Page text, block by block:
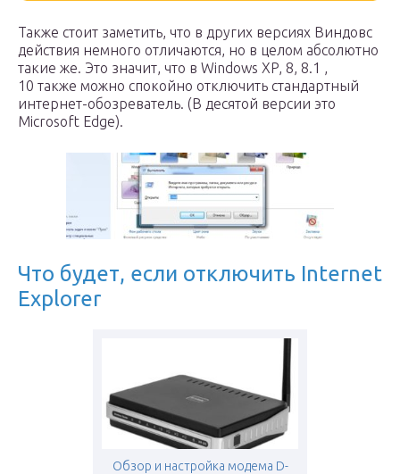
Также стоит заметить, что в других версиях Виндовс
действия немного отличаются, но в целом абсолютно
такие же. Это значит, что в Windows XP, 8, 8.1 ,
10 также можно спокойно отключить стандартный
интернет-обозреватель. (В десятой версии это
Microsoft Edge).
Что будет, если отключить Internet
Explorer
Обзор и настройка модема D-